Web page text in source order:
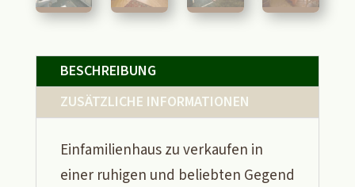
BESCHREIBUNG
ZUSÄTZLICHE INFORMATIONEN
Einfamilienhaus zu verkaufen in
einer ruhigen und beliebten Gegend